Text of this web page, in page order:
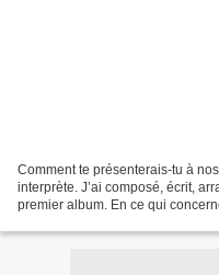
Comment te présenterais-tu à
interprète. J’ai composé, écrit,
premier album. En ce qui